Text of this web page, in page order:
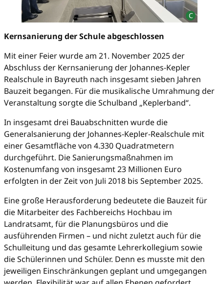
Kernsanierung der Schule abgeschlossen
Mit einer Feier wurde am 21. November 2025 der
Abschluss der Kernsanierung der Johannes-Kepler
Realschule in Bayreuth nach insgesamt sieben Jahren
Bauzeit begangen. Für die musikalische Umrahmung der
Veranstaltung sorgte die Schulband „Keplerband“.
In insgesamt drei Bauabschnitten wurde die
Generalsanierung der Johannes-Kepler-Realschule mit
einer Gesamtfläche von 4.330 Quadratmetern
durchgeführt. Die Sanierungsmaßnahmen im
Kostenumfang von insgesamt 23 Millionen Euro
erfolgten in der Zeit von Juli 2018 bis September 2025.
Eine große Herausforderung bedeutete die Bauzeit für
die Mitarbeiter des Fachbereichs Hochbau im
Landratsamt, für die Planungsbüros und die
ausführenden Firmen – und nicht zuletzt auch für die
Schulleitung und das gesamte Lehrerkollegium sowie
die Schülerinnen und Schüler. Denn es musste mit den
jeweiligen Einschränkungen geplant und umgegangen